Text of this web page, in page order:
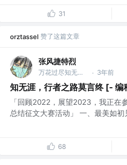
31
orztassel 赞了这篇文章
张风捷特烈
万花过尽知无物 @编程之王 · 3年前
知无涯，行者之路莫言终 [-
「回顾2022，展望2023，我正在
总结征文大赛活动」 一、最美如初
68